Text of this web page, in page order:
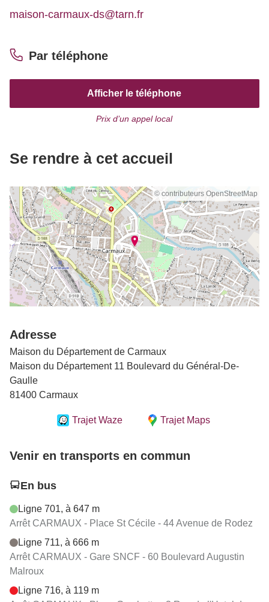
Par téléphone
Afficher le téléphone
Prix d’un appel local
maison-carmaux-ds@tarn.fr
Se rendre à cet accueil
© contributeurs OpenStreetMap
Adresse
Maison du Département de Carmaux
Maison du Département 11 Boulevard du Général-De-
Gaulle
81400 Carmaux
Trajet Waze Trajet Maps
Venir en transports en commun
En bus
Ligne 701, à 647 m
Arrêt CARMAUX - Place St Cécile - 44 Avenue de Rodez
Ligne 711, à 666 m
Arrêt CARMAUX - Gare SNCF - 60 Boulevard Augustin
Malroux
Ligne 716, à 119 m